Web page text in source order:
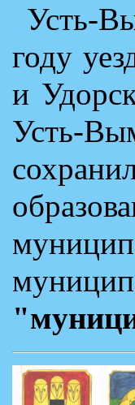
Усть-
году
и
Усть-